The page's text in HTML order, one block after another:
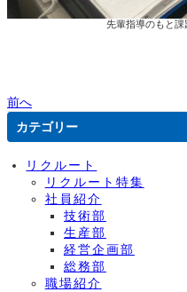
先輩指導のもと課
前へ
カテゴリー
リクルート
リクルート特集
社員紹介
技術部
生産部
経営企画部
総務部
職場紹介